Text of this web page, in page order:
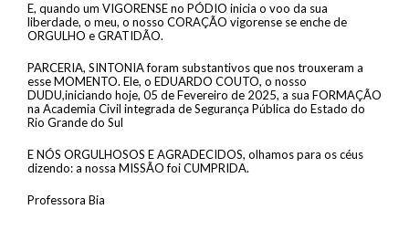
E, quando um VIGORENSE no PÓDIO inicia o voo da sua
liberdade, o meu, o nosso CORAÇÃO vigorense se enche de
ORGULHO e GRATIDÃO.
PARCERIA, SINTONIA foram substantivos que nos trouxeram a
esse MOMENTO. Ele, o EDUARDO COUTO, o nosso
DUDU,iniciando hoje, 05 de Fevereiro de 2025, a sua FORMAÇÃO
na Academia Civil integrada de Segurança Pública do Estado do
Rio Grande do Sul
E NÓS ORGULHOSOS E AGRADECIDOS, olhamos para os céus
dizendo: a nossa MISSÃO foi CUMPRIDA.
Professora Bia